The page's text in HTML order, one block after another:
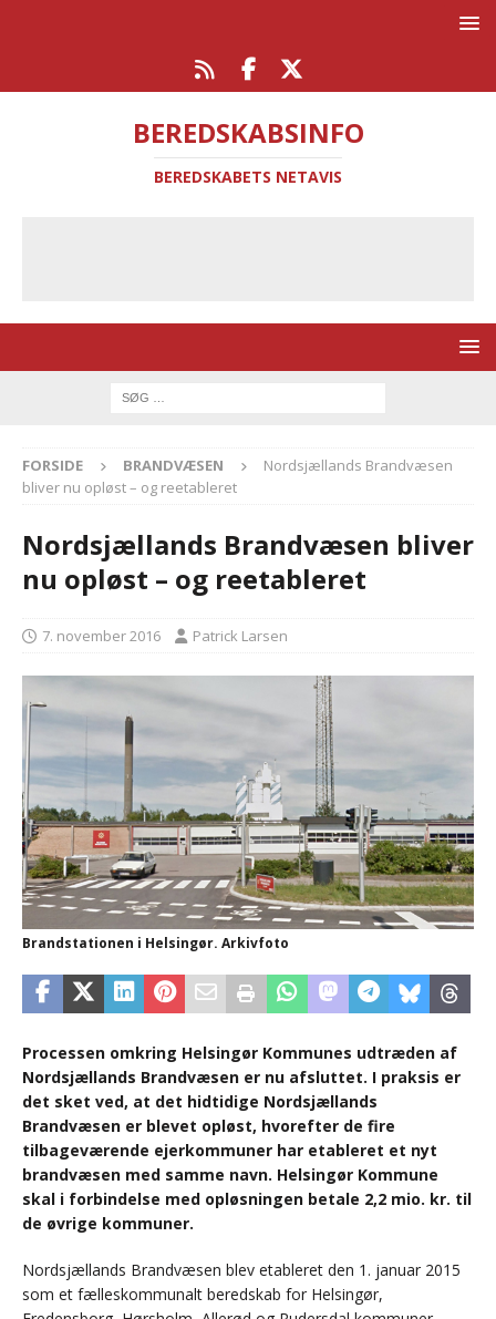
BEREDSKABSINFO
BEREDSKABETS NETAVIS
FORSIDE BRANDVÆSEN
Nordsjællands Brandvæsen
bliver nu opløst – og reetableret
Nordsjællands Brandvæsen bliver
nu opløst – og reetableret
7. november 2016 Patrick Larsen
Brandstationen i Helsingør. Arkivfoto
Processen omkring Helsingør Kommunes udtræden af
Nordsjællands Brandvæsen er nu afsluttet. I praksis er
det sket ved, at det hidtidige Nordsjællands
Brandvæsen er blevet opløst, hvorefter de fire
tilbageværende ejerkommuner har etableret et nyt
brandvæsen med samme navn. Helsingør Kommune
skal i forbindelse med opløsningen betale 2,2 mio. kr. til
de øvrige kommuner.
Nordsjællands Brandvæsen blev etableret den 1. januar 2015
som et fælleskommunalt beredskab for Helsingør,